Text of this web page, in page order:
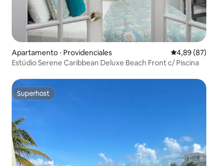
Apartamento ⋅ Providenciales 4,89 de uma
4,89 (87)
Estúdio Serene Caribbean Deluxe Beach Front c/ Piscina
Superhost
Superhost